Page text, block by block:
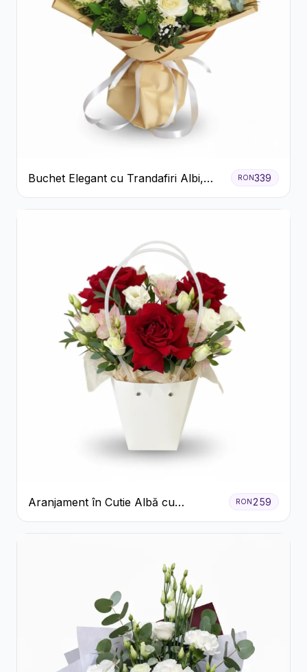
Buchet Elegant cu Trandafiri Albi,
Hortensie și Crizanteme Crem
RON339
Aranjament în Cutie Albă cu
Trandafiri Roșii și Lisianthus
RON 259